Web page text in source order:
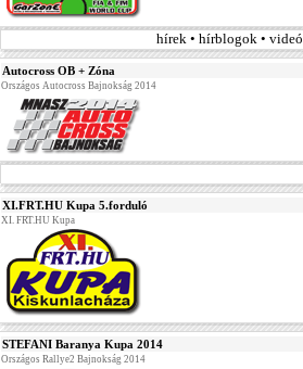
hírek • hírblogok •
Autocross OB + Zóna
Országos Autocross Bajnokság 2014
XI.FRT.HU Kupa 5.forduló
XI. FRT.HU Kupa
STEFANI Baranya Kupa 2014
Országos Rallye2 Bajnokság 2014